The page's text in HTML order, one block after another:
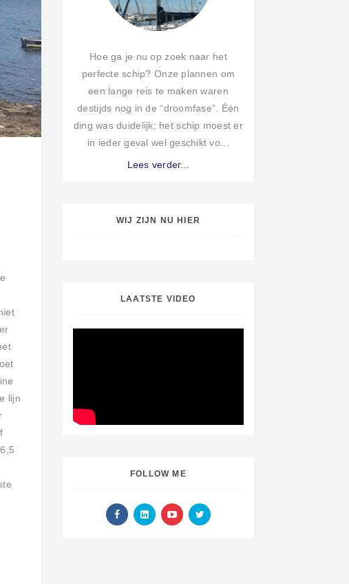
lijn
Hoe ga je nu op zoek naar het
perfecte schip? Onze plannen om
een lange reis te maken waren
destijds nog in de “droomfase”. Één
ding was duidelijk; het schip moest er
in ieder geval wel geschikt vo...
Lees verder...
WIJ ZIJN NU HIER
LAATSTE VIDEO
FOLLOW ME